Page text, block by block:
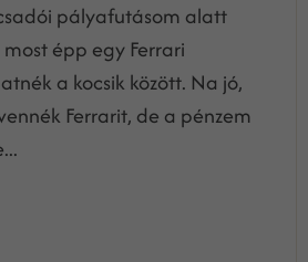
pályafutásom alatt
épp egy Ferrari
a kocsik között. Na jó,
Ferrarit, de a pénzem